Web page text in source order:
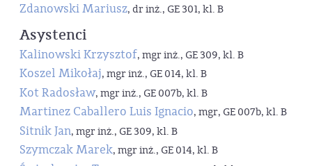
Zdanowski Mariusz, dr inż., GE 301, kl. B
Asystenci
Kalinowski Krzysztof, mgr inż., GE 309, kl. B
Koszel Mikołaj, mgr inż., GE 014, kl. B
Kot Radosław, mgr inż., GE 007b, kl. B
Martinez Caballero Luis Ignacio, mgr, GE 007b, kl. B
Sitnik Jan, mgr inż., GE 309, kl. B
Szymczak Marek, mgr inż., GE 014, kl. B